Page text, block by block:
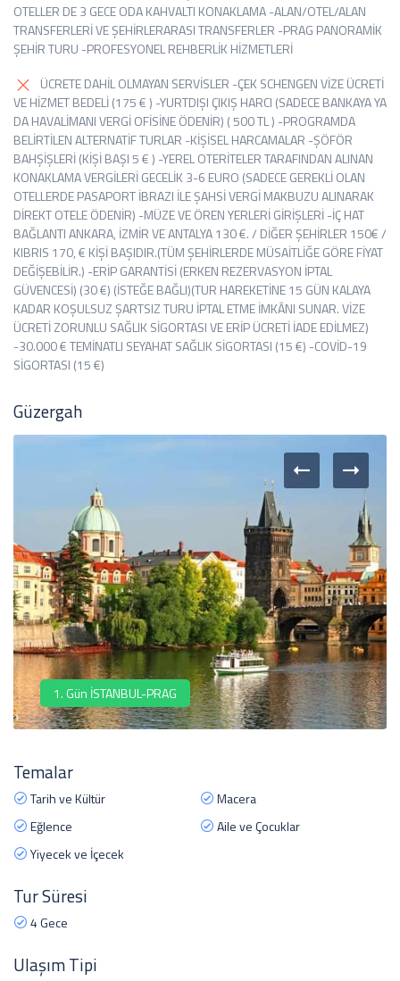
OTELLER DE 3 GECE ODA KAHVALTI KONAKLAMA -ALAN/OTEL/ALAN
TRANSFERLERİ VE ŞEHİRLERARASI TRANSFERLER -PRAG PANORAMİK
ŞEHİR TURU -PROFESYONEL REHBERLİK HİZMETLERİ
ÜCRETE DAHİL OLMAYAN SERVİSLER -ÇEK SCHENGEN VİZE ÜCRETİ
VE HİZMET BEDELİ (175 € ) -YURTDIŞI ÇIKIŞ HARCI (SADECE BANKAYA YA
DA HAVALİMANI VERGİ OFİSİNE ÖDENİR) ( 500 TL ) -PROGRAMDA
BELİRTİLEN ALTERNATİF TURLAR -KİŞİSEL HARCAMALAR -ŞÖFÖR
BAHŞİŞLERİ (KİŞİ BAŞI 5 € ) -YEREL OTERİTELER TARAFINDAN ALINAN
KONAKLAMA VERGİLERİ GECELİK 3-6 EURO (SADECE GEREKLİ OLAN
OTELLERDE PASAPORT İBRAZI İLE ŞAHSİ VERGİ MAKBUZU ALINARAK
DİREKT OTELE ÖDENİR) -MÜZE VE ÖREN YERLERİ GİRİŞLERİ -İÇ HAT
BAĞLANTI ANKARA, İZMİR VE ANTALYA 130 €. / DİĞER ŞEHİRLER 150€ /
KIBRIS 170, € KİŞİ BAŞIDIR.(TÜM ŞEHİRLERDE MÜSAİTLİĞE GÖRE FİYAT
DEĞİŞEBİLİR.) -ERİP GARANTİSİ (ERKEN REZERVASYON İPTAL
GÜVENCESİ) (30 €) (İSTEĞE BAĞLI)(TUR HAREKETİNE 15 GÜN KALAYA
KADAR KOŞULSUZ ŞARTSIZ TURU İPTAL ETME İMKÂNI SUNAR. VİZE
ÜCRETİ ZORUNLU SAĞLIK SİGORTASI VE ERİP ÜCRETİ İADE EDİLMEZ)
-30.000 € TEMİNATLI SEYAHAT SAĞLIK SİGORTASI (15 €) -COVİD-19
SİGORTASI (15 €)
Güzergah
1. Gün İSTANBUL-PRAG
Temalar
Tarih ve Kültür
Macera
Eğlence
Aile ve Çocuklar
Yiyecek ve İçecek
Tur Süresi
4 Gece
Ulaşım Tipi